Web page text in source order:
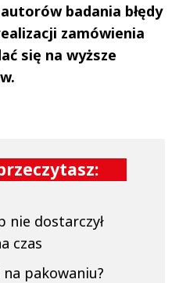
badania błędy
zamówienia
się na wyższe
nie dostarczył
czas
pakowaniu?